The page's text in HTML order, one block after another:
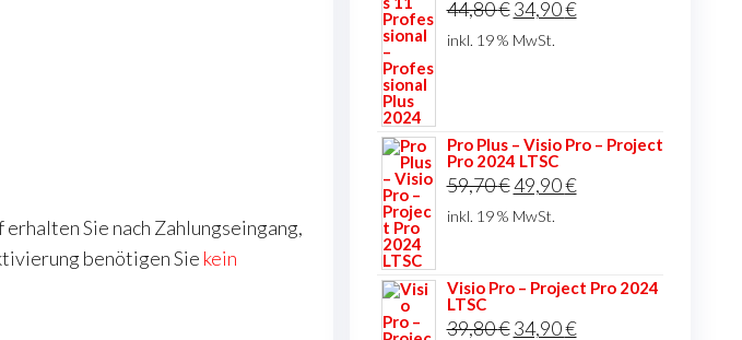
Sie nach Zahlungseingang,
benötigen Sie kein
44,80€ Ursprünglicher
Preis
34,90€Aktueller
inkl. 19 % MwSt.
Pro Plus – Visio Pro – Project
Pro 2024 LTSC
59,70€Ursprünglicher
Preis
49,90€Aktueller
inkl. 19 % MwSt.
Visio Pro – Project Pro 2024
LTSC
39,80€ Ursprünglicher
34,90€Aktueller